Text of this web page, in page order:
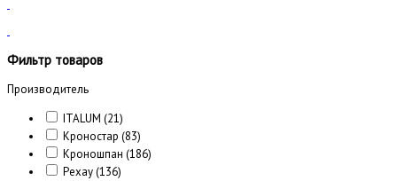
Фильтр товаров
Производитель
ITALUM (21)
Кроностар (83)
Кроношпан (186)
Рехау(136)